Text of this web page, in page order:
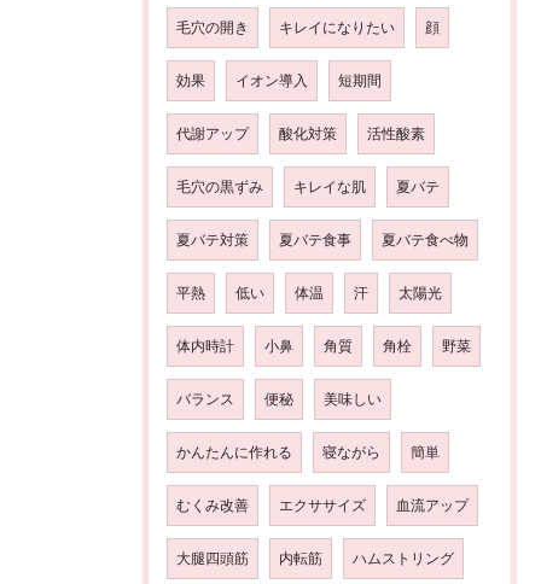
毛穴の開き キレイになりたい 顔
効果 イオン導入 短期間
代謝アップ 酸化対策 活性酸素
毛穴の黒ずみ キレイな肌 夏バテ
夏バテ対策 夏バテ食事 夏バテ食べ物
平熱 低い 体温 汗 太陽光
体内時計 小鼻 角質 角栓 野菜
バランス 便秘 美味しい
かんたんに作れる 寝ながら 簡単
むくみ改善 エクササイズ 血流アップ
大腿四頭筋 内転筋 ハムストリング